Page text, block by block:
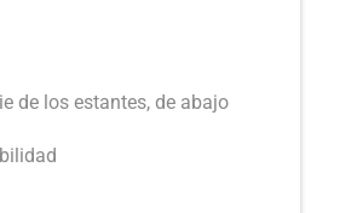
de los estantes, de abajo